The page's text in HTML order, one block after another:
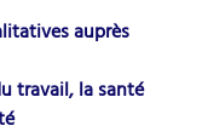
auprès
travail, la santé